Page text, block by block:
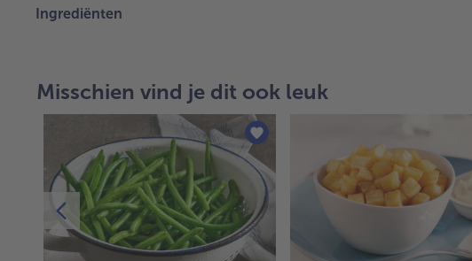
Ingrediënten
Misschien vind je dit ook leuk